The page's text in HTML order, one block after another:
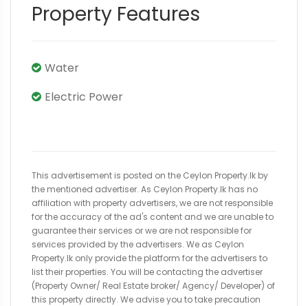
Property Features
Water
Electric Power
This advertisement is posted on the Ceylon Property.lk by
the mentioned advertiser. As Ceylon Property.lk has no
affiliation with property advertisers, we are not responsible
for the accuracy of the ad's content and we are unable to
guarantee their services or we are not responsible for
services provided by the advertisers. We as Ceylon
Property.lk only provide the platform for the advertisers to
list their properties. You will be contacting the advertiser
(Property Owner/ Real Estate broker/ Agency/ Developer) of
this property directly. We advise you to take precaution